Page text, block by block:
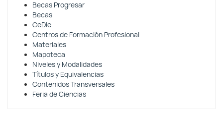
Becas Progresar
Becas
CeDie
Centros de Formación Profesional
Materiales
Mapoteca
Niveles y Modalidades
Títulos y Equivalencias
Contenidos Transversales
Feria de Ciencias